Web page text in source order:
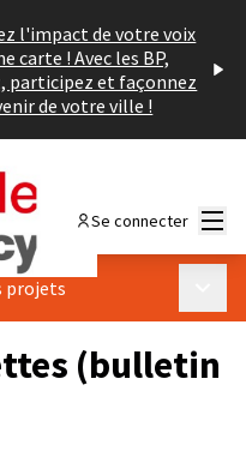
l'impact de votre voix
carte ! Avec les BP,
participez et façonnez
de votre ville !
Se connecter
projets
(bulletin